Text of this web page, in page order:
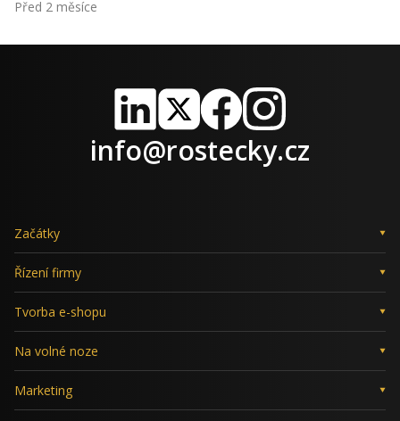
Před 2 měsíce
LinkedIn
X FacebookInstagram
info@rostecky.cz
Začátky
Řízení firmy
Tvorba e-shopu
Na volné noze
Marketing